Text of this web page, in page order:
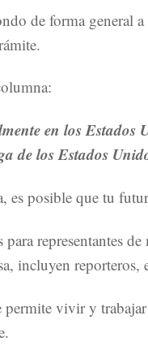
de forma general
en los
de los Estados
es posible que tu
para representantes
incluyen
permite vivir y